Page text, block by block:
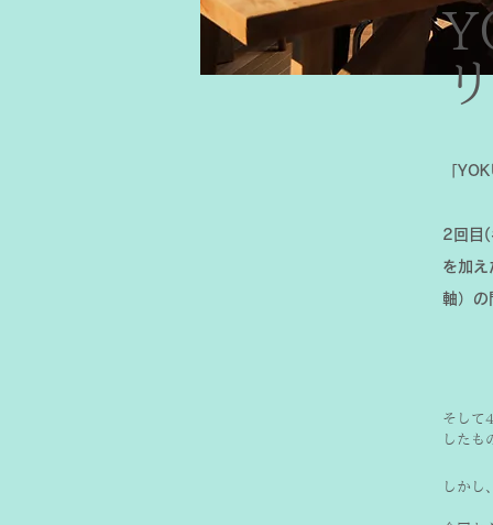
「
2回目(
を加え
軸）の
そして
したも
しかし